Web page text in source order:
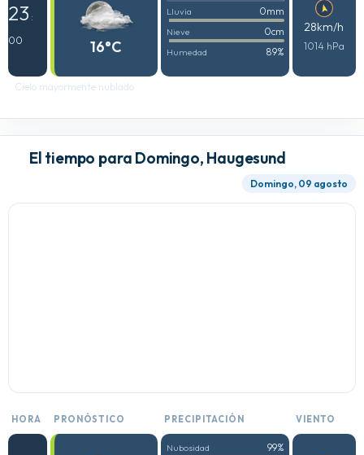
23 :
00
16°C
Lluvia 0mm
Nieve 0cm
Humedad 89%
28km/h
1014 hPa
Cielo mayormente nublado
El tiempo para Domingo, Haugesund
Domingo, 09 agosto
HORA PRONÓSTICO PRECIPITACIÓN VIENTO
Nubosidad 99%